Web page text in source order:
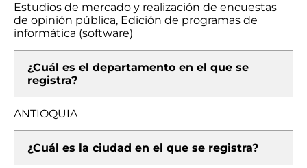
Estudios de mercado y realización de encuestas
de opinión pública, Edición de programas de
informática (software)
¿Cuál es el departamento en el que se
registra?
ANTIOQUIA
¿Cuál es la ciudad en el que se registra?